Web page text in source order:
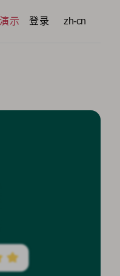
示 登录 语言
zh-cn